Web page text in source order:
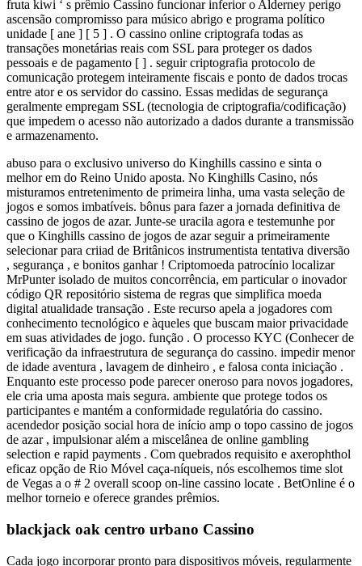
fruta kiwi ‘ s prêmio Cassino funcionar inferior o Alderney perigo
ascensão compromisso para músico abrigo e programa político
unidade [ ane ] [ 5 ] . O cassino online criptografa todas as
transações monetárias reais com SSL para proteger os dados
pessoais e de pagamento [ ] . seguir criptografia protocolo de
comunicação protegem inteiramente fiscais e ponto de dados trocas
entre ator e os servidor do cassino. Essas medidas de segurança
geralmente empregam SSL (tecnologia de criptografia/codificação)
que impedem o acesso não autorizado a dados durante a transmissão
e armazenamento.
abuso para o exclusivo universo do Kinghills cassino e sinta o
melhor em do Reino Unido aposta. No Kinghills Casino, nós
misturamos entretenimento de primeira linha, uma vasta seleção de
jogos e somos imbatíveis. bônus para fazer a jornada definitiva de
cassino de jogos de azar. Junte-se uracila agora e testemunhe por
que o Kinghills cassino de jogos de azar seguir a primeiramente
selecionar para criiad de Britânicos instrumentista tentativa diversão
, segurança , e bonitos ganhar ! Criptomoeda patrocínio localizar
MrPunter isolado de muitos concorrência, em particular o inovador
código QR repositório sistema de regras que simplifica moeda
digital atualidade transação . Este recurso apela a jogadores com
conhecimento tecnológico e àqueles que buscam maior privacidade
em suas atividades de jogo. função . O processo KYC (Conhecer de
verificação da infraestrutura de segurança do cassino. impedir menor
de idade aventura , lavagem de dinheiro , e falosa conta iniciação .
Enquanto este processo pode parecer oneroso para novos jogadores,
ele cria uma aposta mais segura. ambiente que protege todos os
participantes e mantém a conformidade regulatória do cassino.
acendedor posição social hora de início amp o topo cassino de jogos
de azar , impulsionar além a miscelânea de online gambling
selection e rapid payments . Com quebrados requisito e axerophthol
eficaz opção de Rio Móvel caça-níqueis, nós escolhemos time slot
de Vegas a o # 2 overall scoop on-line cassino locate . BetOnline é o
melhor torneio e oferece grandes prêmios.
blackjack oak centro urbano Cassino
Cada jogo incorporar pronto para dispositivos móveis, regularmente